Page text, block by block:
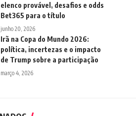
elenco provável, desafios e odds
Bet365 para o título
junho 20, 2026
Irã na Copa do Mundo 2026:
política, incertezas e o impacto
de Trump sobre a participação
março 4, 2026